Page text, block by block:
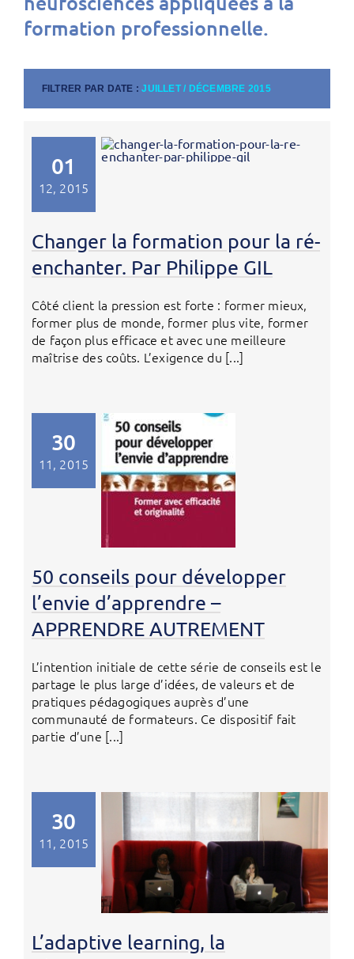
formation professionnelle.
FILTRER PAR DATE :JUILLET / DÉCEMBRE 2015
01
12, 2015
Changer la formation pour la ré-
enchanter. Par Philippe GIL
Côté client la pression est forte : former mieux,
former plus de monde, former plus vite, former
de façon plus efficace et avec une meilleure
maîtrise des coûts. L’exigence du [...]
30
11, 2015
50 conseils pour développer
l’envie d’apprendre –
APPRENDRE AUTREMENT
L’intention initiale de cette série de conseils est le
partage le plus large d’idées, de valeurs et de
pratiques pédagogiques auprès d’une
communauté de formateurs. Ce dispositif fait
partie d’une [...]
30
11, 2015
L’adaptive learning, la